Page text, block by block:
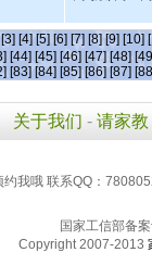
[3] [4] [5] [6] [7] [8] [9] [10]
[44] [45] [46] [47] [48]
[83] [84] [85] [86] [87]
关于我们 - 请家教
我哦 联系QQ：
国家工信部备
Copyright 2007-2013